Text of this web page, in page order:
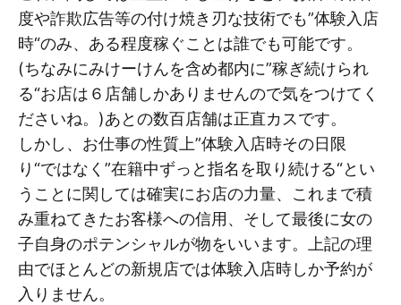
度や詐欺広告等の付け焼き刃な技術でも”体験入店
時“のみ、ある程度稼ぐことは誰でも可能です。
(ちなみにみけーけんを含め都内に”稼ぎ続けられ
る“お店は６店舗しかありませんので気をつけてく
ださいね。)あとの数百店舗は正直カスです。
しかし、お仕事の性質上”体験入店時その日限
り“ではなく”在籍中ずっと指名を取り続ける“とい
うことに関しては確実にお店の力量、これまで積
み重ねてきたお客様への信用、そして最後に女の
子自身のポテンシャルが物をいいます。上記の理
由でほとんどの新規店では体験入店時しか予約が
入りません。